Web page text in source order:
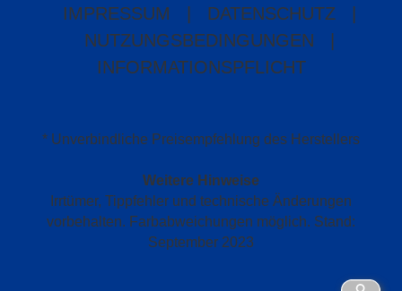
IMPRESSUM DATENSCHUTZ
NUTZUNGSBEDINGUNGEN
INFORMATIONSPFLICHT
* Unverbindliche Preisempfehlung des Herstellers
Weitere Hinweise
Irrtümer, Tippfehler und technische Änderungen
vorbehalten. Farbabweichungen möglich. Stand:
September 2023